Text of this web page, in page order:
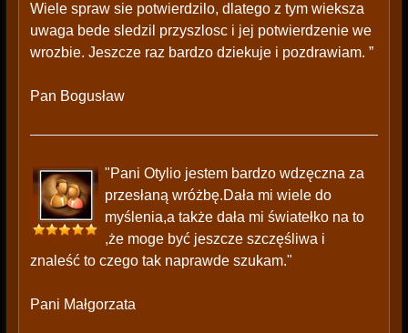
Wiele spraw sie potwierdzilo, dlatego z tym wieksza
uwaga bede sledzil przyszlosc i jej potwierdzenie we
wrozbie. Jeszcze raz bardzo dziekuje i pozdrawiam. ”
Pan Bogusław
"Pani Otylio jestem bardzo wdzęczna za
przesłaną wróżbę.Dała mi wiele do
myślenia,a także dała mi światełko na to
,że moge być jeszcze szczęśliwa i
znaleść to czego tak naprawde szukam."
Pani Małgorzata